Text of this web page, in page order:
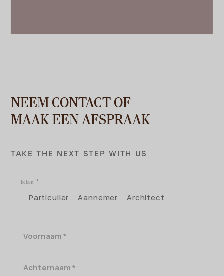
NEEM CONTACT OF
MAAK EEN AFSPRAAK
TAKE THE NEXT STEP WITH US
Ik ben
Particulier Aannemer Architect
Voornaam
Achternaam